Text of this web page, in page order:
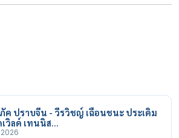
ปราบจีน - วีรวิชญ์ เฉือนชนะ ประเดิม
วิลด์ เทนนิส…